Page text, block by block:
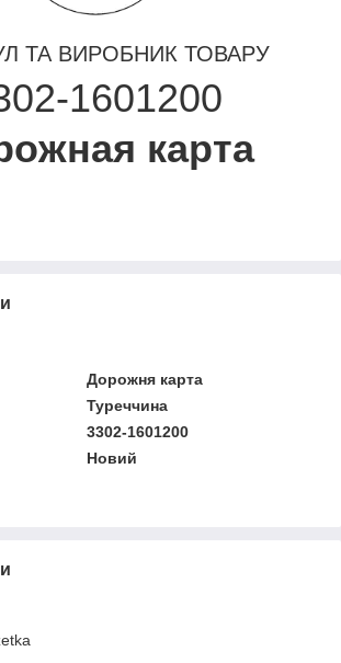
ТА ВИРОБНИК ТОВАРУ
1601200
карта
Дорожня карта
Туреччина
3302-1601200
Новий